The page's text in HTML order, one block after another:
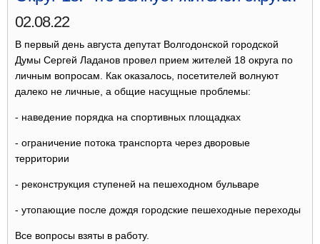
02.08.22
В первый день августа депутат Волгодонской городской
Думы Сергей Ладанов провел прием жителей 18 округа по
личным вопросам. Как оказалось, посетителей волнуют
далеко не личные, а общие насущные проблемы:
- наведение порядка на спортивных площадках
- ограничение потока транспорта через дворовые
территории
- реконструкция ступеней на пешеходном бульваре
- утопающие после дождя городские пешеходные переходы
Все вопросы взяты в работу.